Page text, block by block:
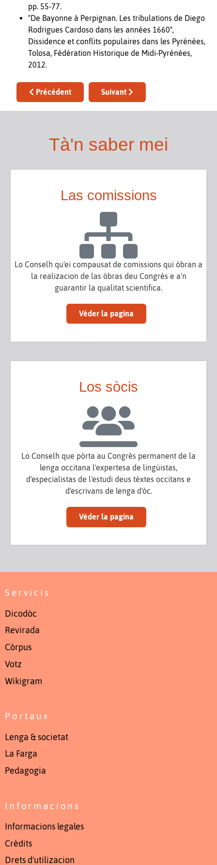
pp. 55-77.
"De Bayonne à Perpignan. Les tribulations de Diego
Rodrigues Cardoso dans les années 1660",
Dissidence et conflits populaires dans les Pyrénées,
Tolosa, Fédération Historique de Midi-Pyrénées,
2012.
Article précédent : Nicolau REI BÈTHVÉDER
Précédent Article suivant : Rosella
Suivant
Tà'n saber mei
Las comissions
Lo Conselh qu'ei compausat de comissions qui òbran a
la realizacion de las òbras deu Congrès e a'n
guarantir la qualitat scientifica.
Véder la pagina
Los sòcis
Lo Conselh que pòrta au Congrès permanent de la
lenga occitana l'expertesa de lingüistas,
d'especialistas de l'estudi deus tèxtes occitans e
d'escrivans de lenga d'òc.
Véder la pagina
Servicis
Dicodòc
Revirada
Còrpus
Votz
Wikigram
Portaus
Lenga & societat
La Farga
Pedagogia
Informacions
Informacions legales
Crèdits
Drets d'utilizacion